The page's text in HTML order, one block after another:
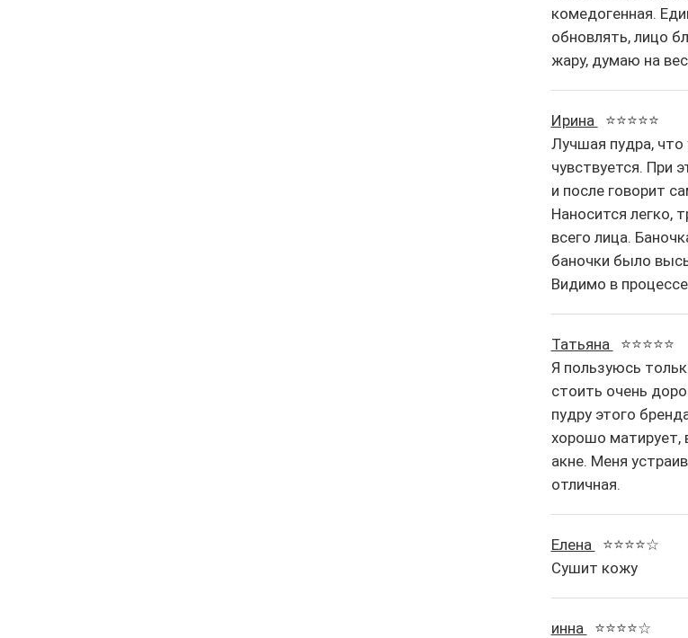
комедогенная.
обновлять, лицо
жару, думаю на
Ирина
⭐⭐⭐⭐⭐
Лучшая пудра,
чувствуется. При
и после говорит
Наносится легко,
всего лица.
баночки было
Видимо в
Татьяна
⭐⭐⭐⭐⭐
Я пользуюсь
стоить очень
пудру этого
хорошо матирует,
акне. Меня
отличная.
Елена
⭐⭐⭐⭐☆
Сушит кожу
инна
⭐⭐⭐⭐☆